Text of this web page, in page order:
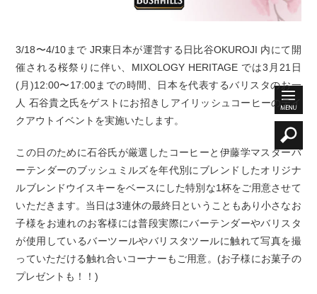
3/18〜4/10まで JR東日本が運営する日比谷OKUROJI 内にて開
催される桜祭りに伴い、MIXOLOGY HERITAGE では3月21日
(月)12:00〜17:00までの時間、日本を代表するバリスタのお一
人 石谷貴之氏をゲストにお招きしアイリッシュコーヒーのテイ
クアウトイベントを実施いたします。
この日のために石谷氏が厳選したコーヒーと伊藤学マスターバ
ーテンダーのブッシュミルズを年代別にブレンドしたオリジナ
ルブレンドウイスキーをベースにした特別な1杯をご用意させて
いただきます。当日は3連休の最終日ということもあり小さなお
子様をお連れのお客様には普段実際にバーテンダーやバリスタ
が使用しているバーツールやバリスタツールに触れて写真を撮
っていただける触れ合いコーナーもご用意。(お子様にお菓子の
プレゼントも！！)